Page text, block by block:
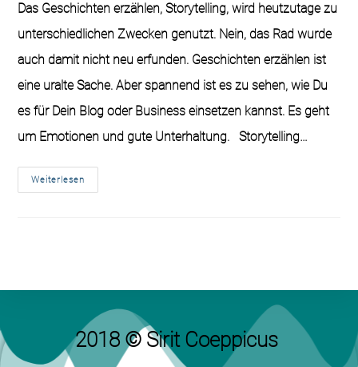
Das Geschichten erzählen, Storytelling, wird heutzutage zu
unterschiedlichen Zwecken genutzt. Nein, das Rad wurde
auch damit nicht neu erfunden. Geschichten erzählen ist
eine uralte Sache. Aber spannend ist es zu sehen, wie Du
es für Dein Blog oder Business einsetzen kannst. Es geht
um Emotionen und gute Unterhaltung. Storytelling…
Weiterlesen
2018 © Sirit Coeppicus